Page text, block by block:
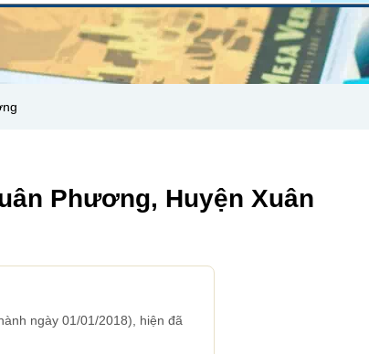
Phương, Huyện Xuân
ngày 01/01/2018), hiện đã